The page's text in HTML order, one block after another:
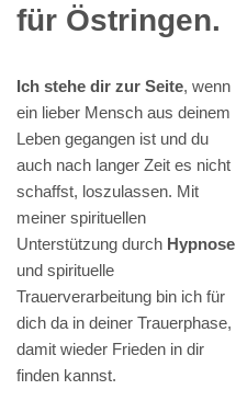
für Östringen.
Ich stehe dir zur Seite, wenn
ein lieber Mensch aus deinem
Leben gegangen ist und du
auch nach langer Zeit es nicht
schaffst, loszulassen. Mit
meiner spirituellen
Unterstützung durch Hypnose
und spirituelle
Trauerverarbeitung bin ich für
dich da in deiner Trauerphase,
damit wieder Frieden in dir
finden kannst.